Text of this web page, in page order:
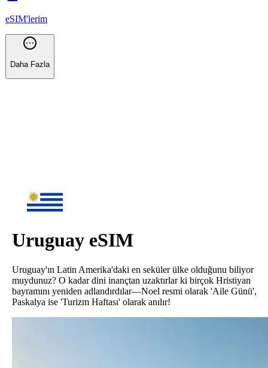
eSIM'lerim
Daha Fazla
Uruguay eSIM
Uruguay'ın Latin Amerika'daki en seküler ülke olduğunu biliyor
muydunuz? O kadar dini inançtan uzaktırlar ki birçok Hristiyan
bayramını yeniden adlandırdılar—Noel resmi olarak 'Aile Günü',
Paskalya ise 'Turizm Haftası' olarak anılır!